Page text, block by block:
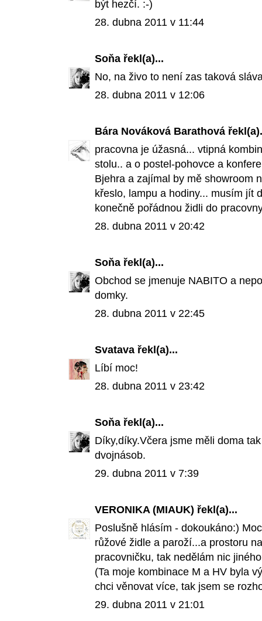
být hezčí. :-)
28. dubna 2011 v 11:44
Soňa řekl(a)...
No, na živo to není zas taková
28. dubna 2011 v 12:06
Bára Nováková Barathová
pracovna je úžasná... vtipná
stolu.. a o postel-pohovce a
Bjehra a zajímal by mě showroom
křeslo, lampu a hodiny... musím jít
konečně pořádnou židli do
28. dubna 2011 v 20:42
Soňa řekl(a)...
Obchod se jmenuje NABITO a
domky.
28. dubna 2011 v 22:45
Svatava řekl(a)...
Líbí moc!
28. dubna 2011 v 23:42
Soňa řekl(a)...
Díky,díky.Včera jsme měli doma
dvojnásob.
29. dubna 2011 v 7:39
VERONIKA (MIAUK) řekl(a)...
Poslušně hlásím - dokoukáno:)
růžové židle a paroží...a prostoru
pracovničku, tak nedělám nic
(Ta moje kombinace M a HV byla
chci věnovat více, tak jsem se
29. dubna 2011 v 21:01